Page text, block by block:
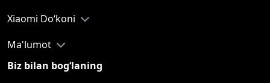
Xiaomi Do‘koni
Ma'lumot
Biz bilan bog‘laning